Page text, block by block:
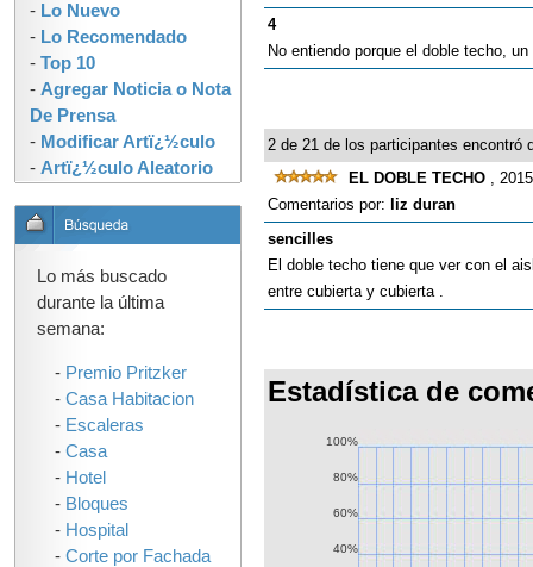
4
No entiendo porque el doble techo,
2 de 21 de los participantes encontró
EL DOBLE TECHO ,
Comentarios por: liz duran
sencilles
El doble techo tiene que ver con el
entre cubierta y cubierta .
Estadística de
100%
80%
60%
40%
- Lo Nuevo
- Lo Recomendado
- Top 10
- Agregar Noticia o Nota
De Prensa
- Modificar Artï¿½culo
- Artï¿½culo Aleatorio
Lo más buscado
durante la última
semana:
- Premio Pritzker
- Casa Habitacion
- Escaleras
- Casa
- Hotel
- Bloques
- Hospital
- Corte por Fachada